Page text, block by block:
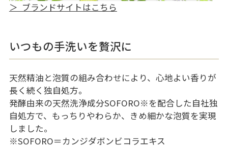
＞ ブランドサイトはこちら
いつもの手洗いを贅沢に
天然精油と泡質の組み合わせにより、心地よい香りが
長く続く独自処方。
発酵由来の天然洗浄成分SOFORO※を配合した自社独
自処方で、もっちりやわらか、きめ細かな泡質を実現
しました。
※SOFORO＝カンジダボンビコラエキス